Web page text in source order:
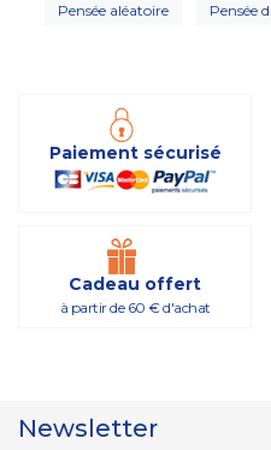
Pensée aléatoire Pensée
Paiement sécurisé
Cadeau offert
à partir de 60 € d'achat
Newsletter